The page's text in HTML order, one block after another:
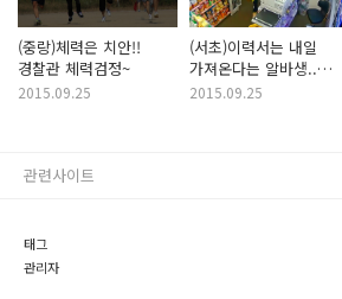
(중랑)체력은 치안!!
경찰관 체력검정~
2015.09.25
(서초)이력서는 내일
가져온다는 알바생..
편의점 탈탈 털고 잠적..
2015.09.25
태그
관리자
관련사이트